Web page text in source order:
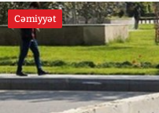
Cəmiyyət